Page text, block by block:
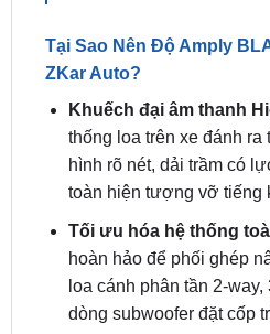
Tại Sao Nên Độ Amply
ZKar Auto?
Khuếch đại âm thanh
thống loa trên xe đánh ra
hình rõ nét, dải trầm có
toàn hiện tượng vỡ tiếng
Tối ưu hóa hệ thống
hoàn hảo để phối ghép
loa cánh phân tần 2-
dòng subwoofer đặt cốp